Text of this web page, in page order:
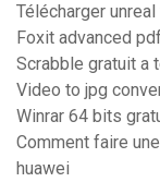
Télécharger
Foxit advanced
Scrabble gratuit a
Video to jpg
Winrar 64 bits
Comment faire
huawei